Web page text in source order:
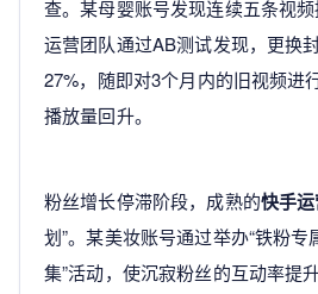
查。某母婴账号发现连续五条视频
运营团队通过AB测试发现，更换
27%，随即对3个月内的旧视频进
播放量回升。
粉丝增长停滞阶段，成熟的快手
划”。某美妆账号通过举办“铁粉专
集”活动，使沉寂粉丝的互动率提